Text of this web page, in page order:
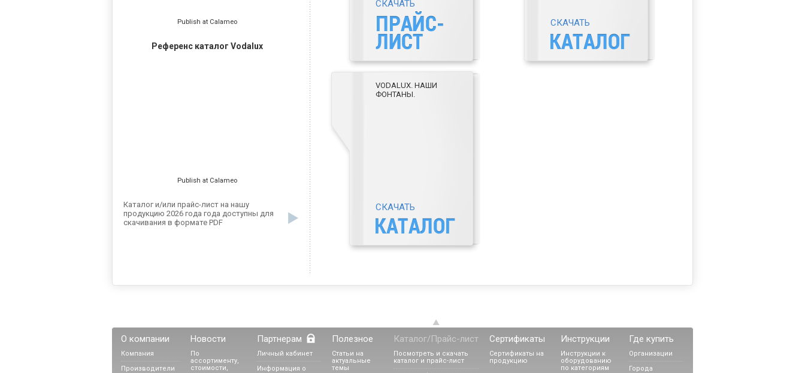
Publish at Calameo
Референс каталог Vodalux
Publish at Calameo
Каталог и/или прайс-лист на нашу
продукцию 2026 года года доступны для
скачивания в формате PDF
СКАЧАТЬ
СКАЧАТЬ
СКАЧАТЬ
VODALUX. НАШИ
ФОНТАНЫ.
О компании
Компания
Производители
Новости
По
ассортименту,
стоимости,
Партнерам
Личный кабинет
Информация о
Полезное
Статьи на
актуальные
темы
Каталог/Прайс-лист
Посмотреть и скачать
каталог и прайс-лист
Сертификаты
Сертификаты на
продукцию
Инструкции
Инструкции к
оборудованию
по категориям
Где купить
Организации
Города